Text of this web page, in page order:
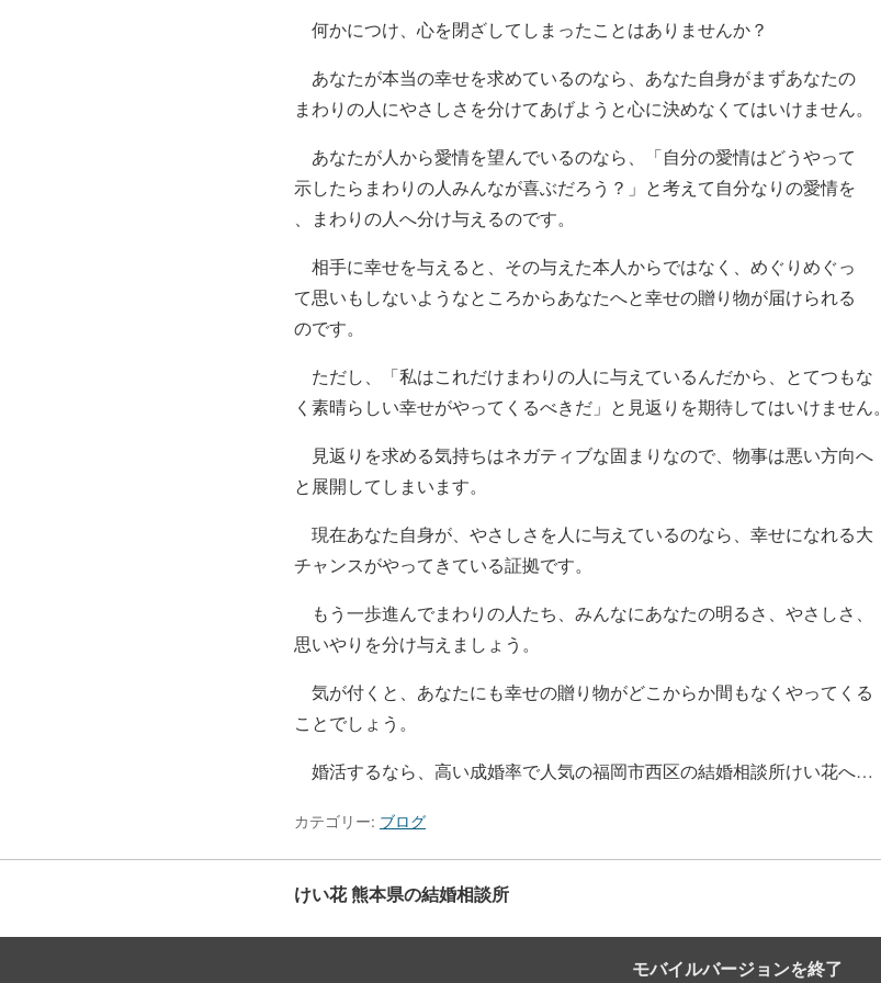
何かにつけ、心を閉ざしてしまったことはありませんか？
あなたが本当の幸せを求めているのなら、あなた自身がまずあなたの
まわりの人にやさしさを分けてあげようと心に決めなくてはいけません。
あなたが人から愛情を望んでいるのなら、「自分の愛情はどうやって
示したらまわりの人みんなが喜ぶだろう？」と考えて自分なりの愛情を
、まわりの人へ分け与えるのです。
相手に幸せを与えると、その与えた本人からではなく、めぐりめぐっ
て思いもしないようなところからあなたへと幸せの贈り物が届けられる
のです。
ただし、「私はこれだけまわりの人に与えているんだから、とてつもな
く素晴らしい幸せがやってくるべきだ」と見返りを期待してはいけません。
見返りを求める気持ちはネガティブな固まりなので、物事は悪い方向へ
と展開してしまいます。
現在あなた自身が、やさしさを人に与えているのなら、幸せになれる大
チャンスがやってきている証拠です。
もう一歩進んでまわりの人たち、みんなにあなたの明るさ、やさしさ、
思いやりを分け与えましょう。
気が付くと、あなたにも幸せの贈り物がどこからか間もなくやってくる
ことでしょう。
婚活するなら、高い成婚率で人気の福岡市西区の結婚相談所けい花へ…
カテゴリー: ブログ
けい花 熊本県の結婚相談所
モバイルバージョンを終了